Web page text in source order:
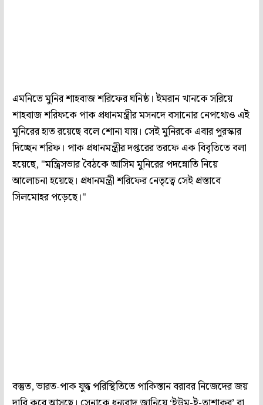
এমনিতে মুনির শাহবাজ শরিফের ঘনিষ্ঠ। ইমরান খানকে সরিয়ে
শাহবাজ শরিফকে পাক প্রধানমন্ত্রীর মসনদে বসানোর নেপথ্যেও এই
মুনিরের হাত রয়েছে বলে শোনা যায়। সেই মুনিরকে এবার পুরস্কার
দিচ্ছেন শরিফ। পাক প্রধানমন্ত্রীর দপ্তরের তরফে এক বিবৃতিতে বলা
হয়েছে, "মন্ত্রিসভার বৈঠকে আসিম মুনিরের পদন্নোতি নিয়ে
আলোচনা হয়েছে। প্রধানমন্ত্রী শরিফের নেতৃত্বে সেই প্রস্তাবে
সিলমোহর পড়েছে।"
বস্তুত, ভারত-পাক যুদ্ধ পরিস্থিতিতে পাকিস্তান বরাবর নিজেদের জয়